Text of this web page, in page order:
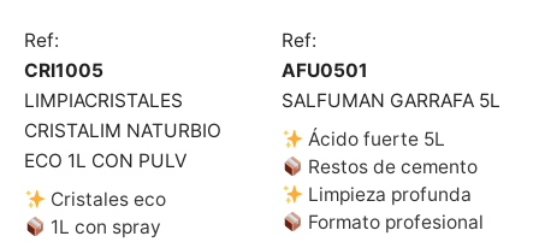
Ref:
CRI1005
LIMPIACRISTALES
CRISTALIM NATURBIO
ECO 1L CON PULV
Cristales eco
1L con spray
Ref:
AFU0501
SALFUMAN GARRAFA 5L
Ácido fuerte 5L
Restos de cemento
Limpieza profunda
Formato profesional